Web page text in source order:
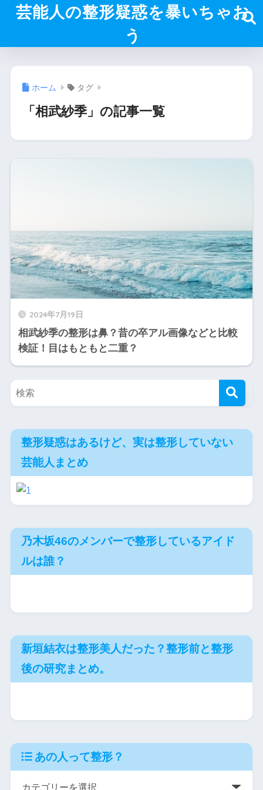
芸能人の整形疑惑を暴いちゃお
う
ホーム タグ
「相武紗季」の記事一覧
2024年7月19日
相武紗季の整形は鼻？昔の卒アル画像などと比較
検証！目はもともと二重？
整形疑惑はあるけど、実は整形していない
芸能人まとめ
乃木坂46のメンバーで整形しているアイド
ルは誰？
新垣結衣は整形美人だった？整形前と整形
後の研究まとめ。
あの人って整形？